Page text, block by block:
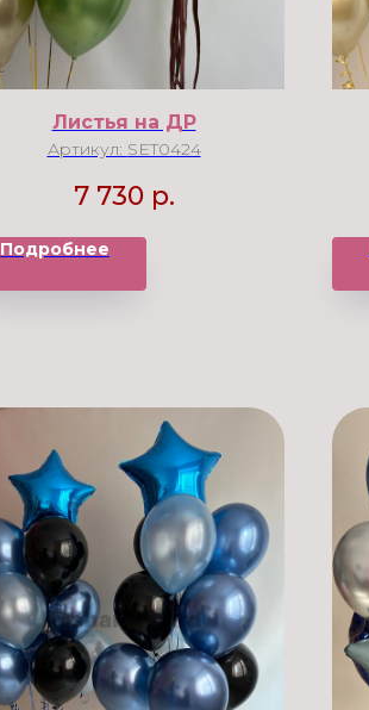
Листья на ДР
Артикул: SET0424
7 730 р.
Подробнее